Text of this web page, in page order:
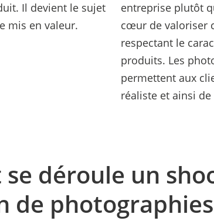
Il devient le sujet
mis en valeur.
entreprise plutôt
cœur de valoriser
respectant le
produits. Les
permettent aux
réaliste et ainsi
déroule un
de